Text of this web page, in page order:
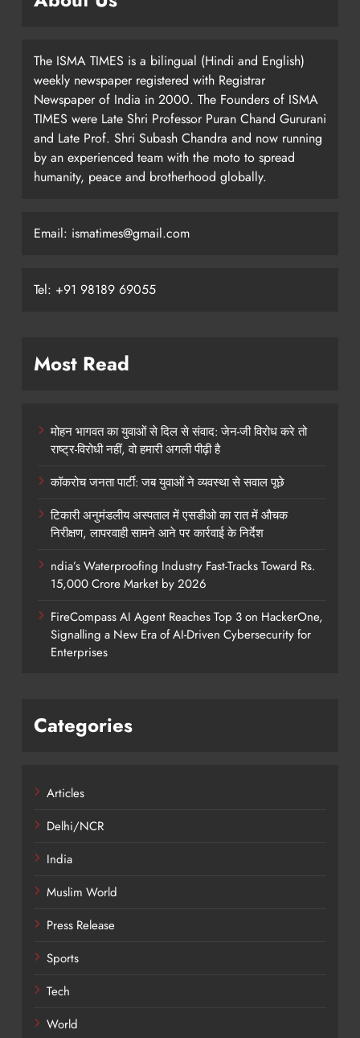
The ISMA TIMES is a bilingual (Hindi and English)
weekly newspaper registered with Registrar
Newspaper of India in 2000. The Founders of ISMA
TIMES were Late Shri Professor Puran Chand Gururani
and Late Prof. Shri Subash Chandra and now running
by an experienced team with the moto to spread
humanity, peace and brotherhood globally.
Email: ismatimes@gmail.com
Tel: +91 98189 69055
Most Read
मोहन भागवत का युवाओं से दिल से संवाद: जेन-जी विरोध करे तो
राष्ट्र-विरोधी नहीं, वो हमारी अगली पीढ़ी है
कॉकरोच जनता पार्टी: जब युवाओं ने व्यवस्था से सवाल पूछे
टिकारी अनुमंडलीय अस्पताल में एसडीओ का रात में औचक
निरीक्षण, लापरवाही सामने आने पर कार्रवाई के निर्देश
ndia’s Waterproofing Industry Fast-Tracks Toward Rs.
15,000 Crore Market by 2026
FireCompass AI Agent Reaches Top 3 on HackerOne,
Signalling a New Era of AI-Driven Cybersecurity for
Enterprises
Categories
Articles
Delhi/NCR
India
Muslim World
Press Release
Sports
Tech
World